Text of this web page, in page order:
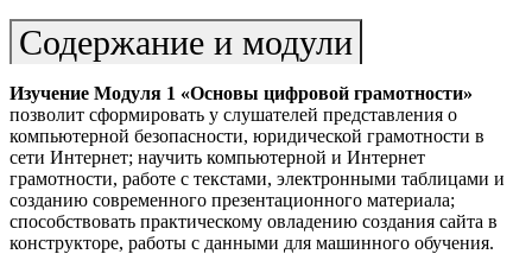
Содержание и модули
Изучение Модуля 1 «Основы цифровой грамотности»
позволит сформировать у слушателей представления о
компьютерной безопасности, юридической грамотности в
сети Интернет; научить компьютерной и Интернет
грамотности, работе с текстами, электронными таблицами и
созданию современного презентационного материала;
способствовать практическому овладению создания сайта в
конструкторе, работы с данными для машинного обучения.